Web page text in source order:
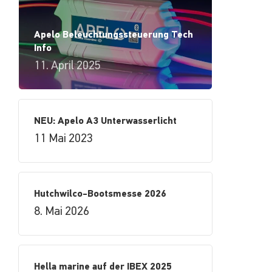
Apelo Beleuchtungssteuerung Tech
Info
11. April 2025
NEU: Apelo A3 Unterwasserlicht
11 Mai 2023
Hutchwilco-Bootsmesse 2026
8. Mai 2026
Hella marine auf der IBEX 2025